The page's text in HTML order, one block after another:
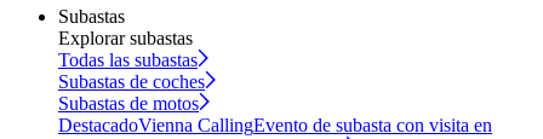
Subastas
Explorar subastas
Todas las subastas
Subastas de coches
Subastas de motos
DestacadoVienna CallingEvento de subasta con visita en